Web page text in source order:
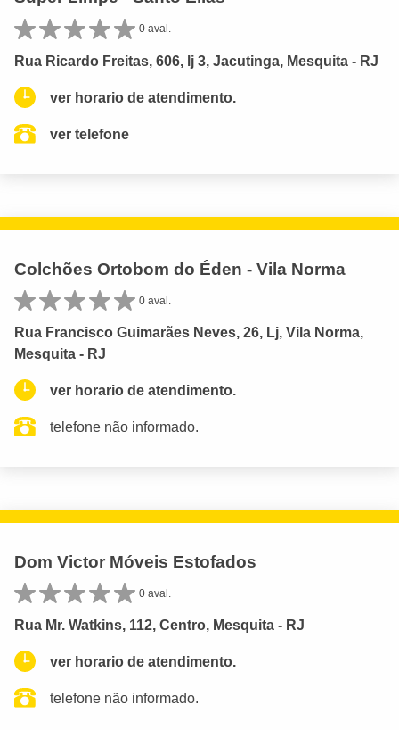
0 aval.
Rua Ricardo Freitas, 606, lj 3, Jacutinga, Mesquita - RJ
ver horario de atendimento.
ver telefone
Colchões Ortobom do Éden - Vila Norma
0 aval.
Rua Francisco Guimarães Neves, 26, Lj, Vila Norma,
Mesquita - RJ
ver horario de atendimento.
telefone não informado.
Dom Victor Móveis Estofados
0 aval.
Rua Mr. Watkins, 112, Centro, Mesquita - RJ
ver horario de atendimento.
telefone não informado.